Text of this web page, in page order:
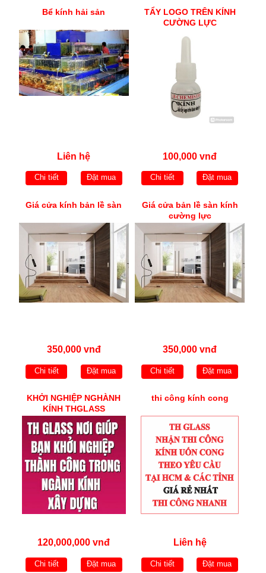
Bể kính hải sản
Liên hệ
Chi tiết Đặt mua
TẨY LOGO TRÊN KÍNH
CƯỜNG LỰC
100,000 vnđ
Chi tiết Đặt mua
Giá cửa kính bản lề sàn
350,000 vnđ
Chi tiết Đặt mua
Giá cửa bản lề sàn kính
cường lực
350,000 vnđ
Chi tiết Đặt mua
KHỞI NGHIỆP NGHÀNH
KÍNH THGLASS
120,000,000 vnđ
Chi tiết Đặt mua
thi công kính cong
Liên hệ
Chi tiết Đặt mua